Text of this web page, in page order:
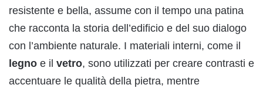
resistente e bella, assume con il tempo una patina
che racconta la storia dell’edificio e del suo dialogo
con l’ambiente naturale. I materiali interni, come il
legno e il vetro, sono utilizzati per creare contrasti e
accentuare le qualità della pietra, mentre